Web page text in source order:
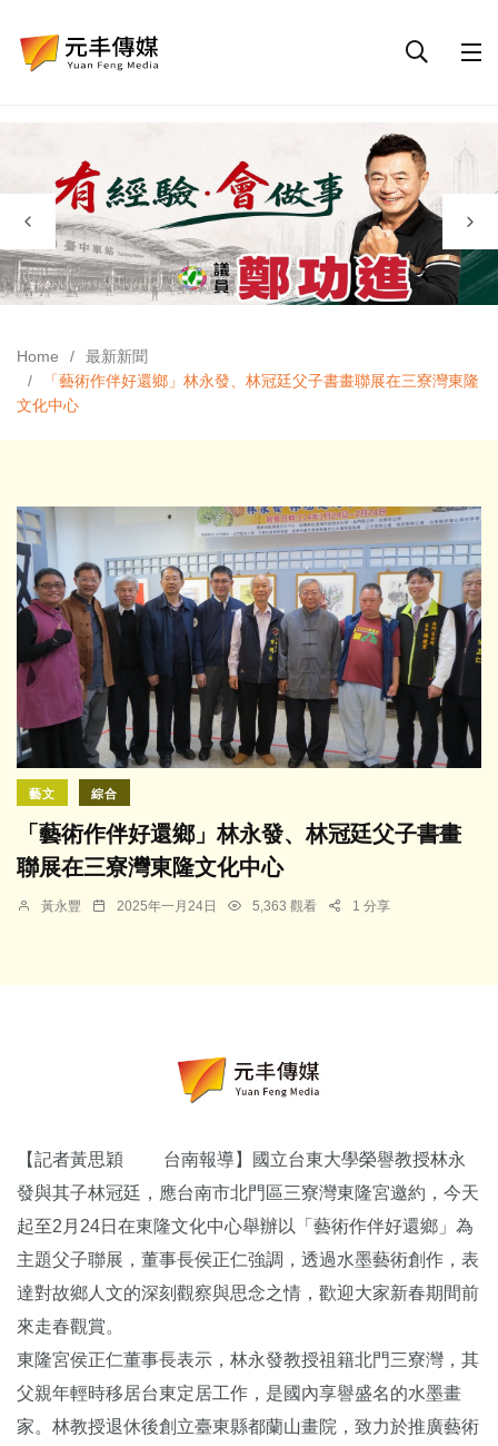
Home
最新新聞
「藝術作伴好還鄉」林永發、林冠廷父子書畫聯展在三寮灣東隆
文化中心
藝文 綜合
「藝術作伴好還鄉」林永發、林冠廷父子書畫
聯展在三寮灣東隆文化中心
黃永豐 2025年一月24日 5,363 觀看 1 分享
【記者黃思穎 台南報導】國立台東大學榮譽教授林永
發與其子林冠廷，應台南市北門區三寮灣東隆宮邀約，今天
起至2月24日在東隆文化中心舉辦以「藝術作伴好還鄉」為
主題父子聯展，董事長侯正仁強調，透過水墨藝術創作，表
達對故鄉人文的深刻觀察與思念之情，歡迎大家新春期間前
來走春觀賞。
東隆宮侯正仁董事長表示，林永發教授祖籍北門三寮灣，其
父親年輕時移居台東定居工作，是國內享譽盛名的水墨畫
家。林教授退休後創立臺東縣都蘭山畫院，致力於推廣藝術